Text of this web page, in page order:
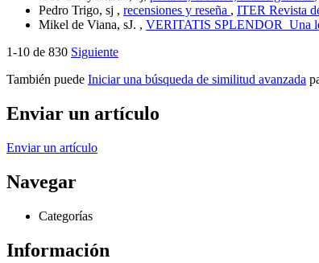
Pedro Trigo, sj , recensiones y reseña , ITER Revista
Mikel de Viana, sJ. , VERITATIS SPLENDOR Una
1-10 de 830 Siguiente
También puede Iniciar una búsqueda de similitud avanzada
Enviar un artículo
Enviar un artículo
Navegar
Categorías
Información